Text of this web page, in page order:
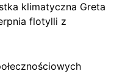
klimatyczna Greta
flotylli z